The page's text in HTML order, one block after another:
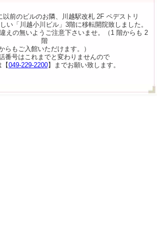
以前のビルのお隣、川越駅改札 2F ペデストリ
い「川越小川ビル」3階に移転開院致しました。
えの無いようご注意下さいませ。（1 階からも 2
階
らもご入館いただけます。）
番号はこれまでと変わりませんので
【049-229-2200】までお願い致します。